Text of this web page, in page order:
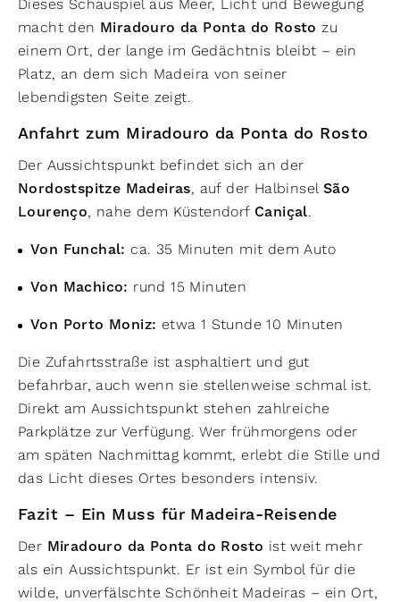
Dieses Schauspiel aus Meer, Licht und Bewegung
macht den Miradouro da Ponta do Rosto zu
einem Ort, der lange im Gedächtnis bleibt – ein
Platz, an dem sich Madeira von seiner
lebendigsten Seite zeigt.
Anfahrt zum Miradouro da Ponta do Rosto
Der Aussichtspunkt befindet sich an der
Nordostspitze Madeiras, auf der Halbinsel São
Lourenço, nahe dem Küstendorf Caniçal.
Von Funchal: ca. 35 Minuten mit dem Auto
Von Machico: rund 15 Minuten
Von Porto Moniz: etwa 1 Stunde 10 Minuten
Die Zufahrtsstraße ist asphaltiert und gut
befahrbar, auch wenn sie stellenweise schmal ist.
Direkt am Aussichtspunkt stehen zahlreiche
Parkplätze zur Verfügung. Wer frühmorgens oder
am späten Nachmittag kommt, erlebt die Stille und
das Licht dieses Ortes besonders intensiv.
Fazit – Ein Muss für Madeira-Reisende
Der Miradouro da Ponta do Rosto ist weit mehr
als ein Aussichtspunkt. Er ist ein Symbol für die
wilde, unverfälschte Schönheit Madeiras – ein Ort,